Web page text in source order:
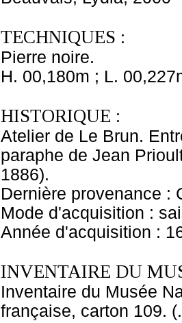
TECHNIQUES :
Pierre noire.
H. 00,180m ; L.
HISTORIQUE :
Atelier de Le Brun.
paraphe de Jean
1886).
Dernière provenance :
Mode d'acquisition :
Année d'acquisition :
INVENTAIRE DU
Inventaire du Musée
française, carton 109.